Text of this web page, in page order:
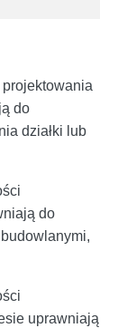
do
działki lub
do
uprawniają